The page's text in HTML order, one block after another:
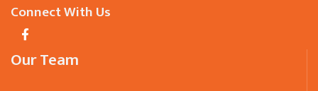
Connect With Us
Our Team